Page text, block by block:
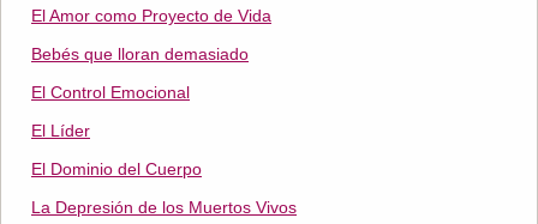
El Amor como Proyecto de Vida
Bebés que lloran demasiado
El Control Emocional
El Líder
El Dominio del Cuerpo
La Depresión de los Muertos Vivos